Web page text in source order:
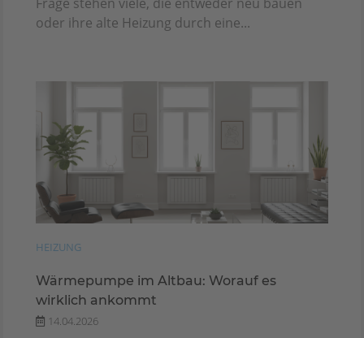
oder ihre alte Heizung durch eine...
HEIZUNG
Wärmepumpe im Altbau: Worauf es
wirklich ankommt
14.04.2026